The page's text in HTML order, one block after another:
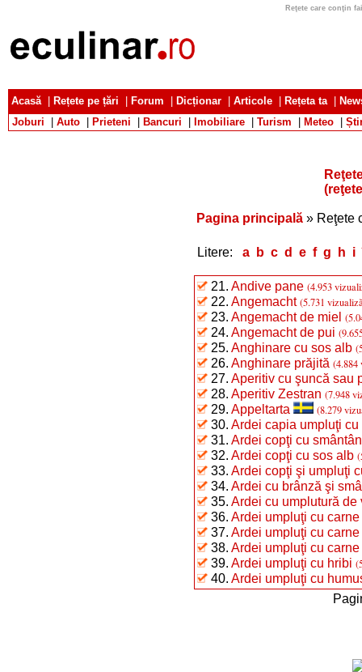
Reţete care conţin
Acasă| Rețete pe țări Forum Dicționar Articole Rețeta ta|
Joburi
Auto Prieteni Bancuri Imobiliare Turism Meteo
Pagina principală » Reţete
Litere: a b c d e f g h i
21. Andive pane (4.953
22. Angemacht (5.731
23. Angemacht de miel
24. Angemacht de pui
25. Anghinare cu sos alb
26. Anghinare prăjită (4.884
27. Aperitiv cu şuncă sau
28. Aperitiv Zestran (7.948
29. Appeltarta (8.279
30. Ardei capia umpluţi cu
31. Ardei copţi cu
32. Ardei copţi cu sos alb
33. Ardei copţi şi umpluţi
34. Ardei cu brânză şi
35. Ardei cu umplutură de
36. Ardei umpluţi cu carne
37. Ardei umpluţi cu
38. Ardei umpluţi cu
39. Ardei umpluţi cu hribi
40. Ardei umpluţi cu